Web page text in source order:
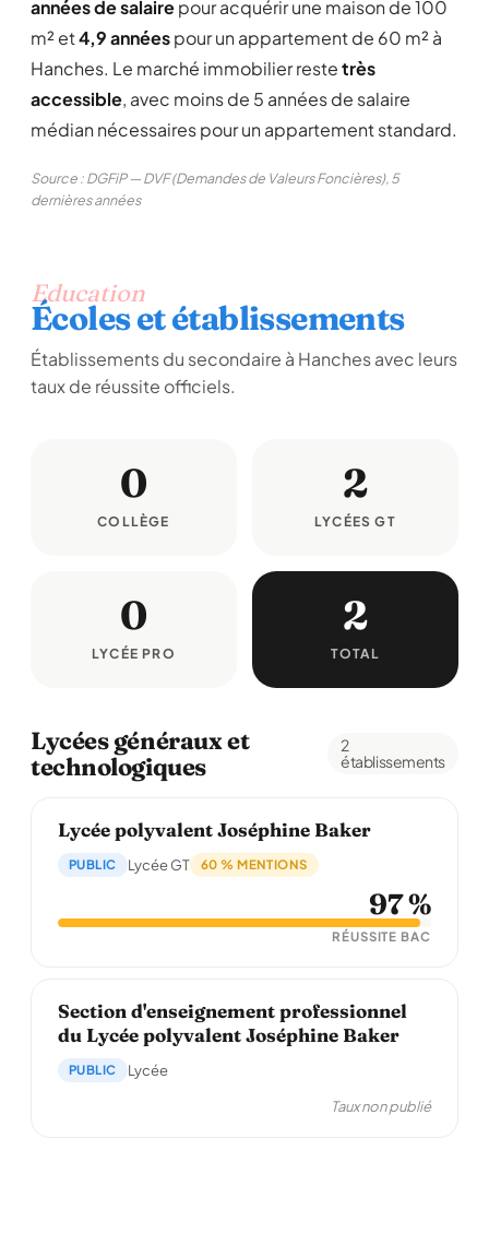
années de salairepour acquérir une maison de 100
m² et4,9 annéespour un appartement de 60 m² à
Hanches. Le marché immobilier restetrès
accessible, avec moins de 5 années de salaire
médian nécessaires pour un appartement standard.
Source : DGFiP — DVF (Demandes de Valeurs Foncières), 5
dernières années
Education
Écoles et établissements
Établissements du secondaire à Hanches avec leurs
taux de réussite officiels.
0
COLLÈGE
2
LYCÉES GT
0
LYCÉE PRO
2
TOTAL
Lycées généraux et
technologiques
2
établissements
Lycée polyvalent Joséphine Baker
PUBLIC Lycée GT 60 % MENTIONS
97 %
RÉUSSITE BAC
Section d'enseignement professionnel
du Lycée polyvalent Joséphine Baker
PUBLIC Lycée
Taux non publié